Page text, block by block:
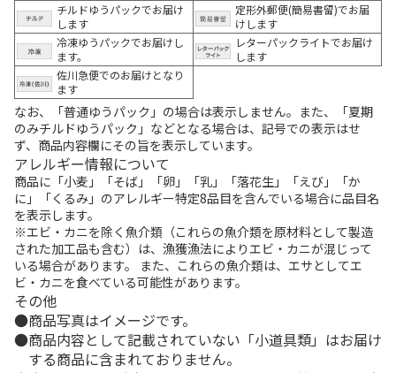
チルドゆうパックでお届け
します
定形外郵便(簡易書留)でお届
けします
冷凍ゆうパックでお届けし
ます。
レターパックライトでお届け
します
佐川急便でのお届けとなり
ます
なお、「普通ゆうパック」の場合は表示しません。また、「夏期
のみチルドゆうパック」などとなる場合は、記号での表示はせ
ず、商品内容欄にその旨を表示しています。
アレルギー情報について
商品に「小麦」「そば」「卵」「乳」「落花生」「えび」「か
に」「くるみ」のアレルギー特定8品目を含んでいる場合に品目名
を表示します。
※エビ・カニを除く魚介類（これらの魚介類を原材料として製造
された加工品も含む）は、漁獲漁法によりエビ・カニが混じって
いる場合があります。 また、これらの魚介類は、エサとしてエ
ビ・カニを食べている可能性があります。
その他
商品写真はイメージです。
商品内容として記載されていない「小道具類」はお届け
する商品に含まれておりません。